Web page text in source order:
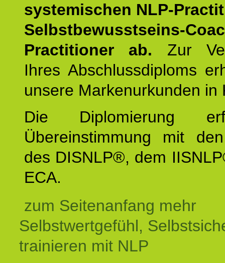
systemischen NLP-
Selbstbewusstseins-
Practitioner ab. Zur
Ihres Abschlussdiploms
unsere Markenurkunden in
Die Diplomierung
Übereinstimmung mit
des DISNLP®, dem
ECA.
zum Seitenanfang mehr
Selbstwertgefühl,
trainieren mit NLP